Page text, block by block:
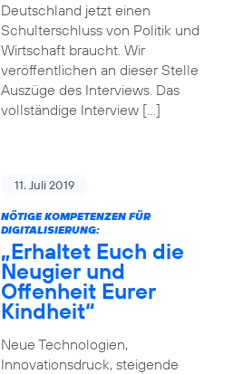
Deutschland jetzt einen
Schulterschluss von Politik und
Wirtschaft braucht. Wir
veröffentlichen an dieser Stelle
Auszüge des Interviews. Das
vollständige Interview […]
11. Juli 2019
NÖTIGE KOMPETENZEN FÜR
DIGITALISIERUNG:
„Erhaltet Euch die
Neugier und
Offenheit Eurer
Kindheit“
Neue Technologien,
Innovationsdruck, steigende